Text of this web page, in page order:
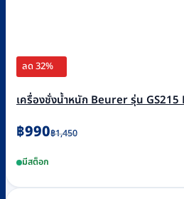
ลด 32%
เครื่องชั่งน้ำหนัก Beurer รุ่น GS215
฿1,450
Original
was:
฿1,450.
฿990
Current
is:
฿990.
มีสต็อก